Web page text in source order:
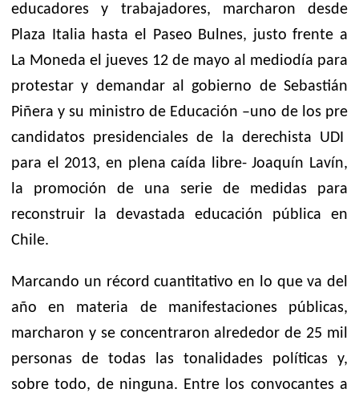
educadores y trabajadores, marcharon desde
Plaza Italia hasta el Paseo Bulnes, justo frente a
La Moneda el jueves 12 de mayo al mediodía para
protestar y demandar al gobierno de Sebastián
Piñera y su ministro de Educación –uno de los pre
candidatos presidenciales de la derechista UDI
para el 2013, en plena caída libre- Joaquín Lavín,
la promoción de una serie de medidas para
reconstruir la devastada educación pública en
Chile.
Marcando un récord cuantitativo en lo que va del
año en materia de manifestaciones públicas,
marcharon y se concentraron alrededor de 25 mil
personas de todas las tonalidades políticas y,
sobre todo, de ninguna. Entre los convocantes a